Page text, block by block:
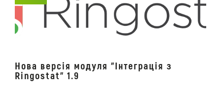
Нова версія модуля "Інтеграція з
Ringostat" 1.9